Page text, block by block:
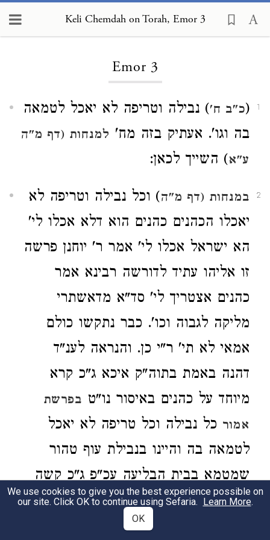
Keli Chemdah on Torah, Emor 3
Emor 3
1
(כ"ב ח') נבילה וטריפה לא יאכל לטמאה
בה וגו'. אעתיק בזה מח' למנחות (דף מ"ה
ע"א) השייך לכאן:
2 במנחות (דף מ"ה) וכל נבילה וטריפה לא
יאכלו הכהנים כהנים הוא דלא אכלו לי'
הא ישראל אכלו לי' אמר ר' יוחנן פרשה
זו אליהו עתיד לדורשה רבינא אמר
כהנים אצטריך לי' סד"א מדאשתרי
מליקה לגבוה וכו'. כבר נתקשו כולם
אמאי לא תי' ר"י כן. והנראה לענ"ד
דהנה באמת בתוה"ק איכא ג"כ קרא
מיוחד על כהנים באיסור נו"ט בפרשת
אמור כל נבילה וכל טריפה לא יאכל
לטמאה בה והיינו בנבילת עוף טהור
שמטמא בבית הבליעה עכ"פ ג"כ קשה
כהנים הוא דלא אכלו לי' ועי' ברשב"ם
ז"ל שם על התורה שמפרש בסד"א
We use cookies to give you the best experience possible on
our site. Click OK to continue using Sefaria. Learn More.
OK